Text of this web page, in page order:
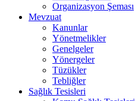
Organizasyon Şeması
Mevzuat
Kanunlar
Yönetmelikler
Genelgeler
Yönergeler
Tüzükler
Tebliğler
Sağlık Tesisleri